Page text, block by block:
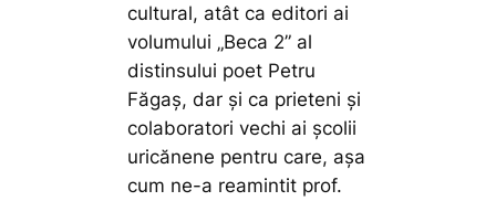
cultural, atât ca editori ai
volumului „Beca 2” al
distinsului poet Petru
Făgaș, dar și ca prieteni și
colaboratori vechi ai școlii
uricănene pentru care, așa
cum ne-a reamintit prof.